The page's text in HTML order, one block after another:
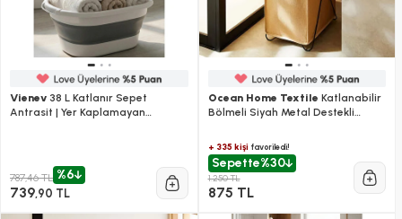
Vienev 38 L Katlanır Sepet
Antrasit | Yer Kaplamayan
787,46 TL %6
739,90 TL
Ocean Home Textile Katlanabilir
Bölmeli Siyah Metal Destekli
29.5 X 63 Cm
+ 335 kişifavoriledi!
Sepette%30
1.250 TL
875 TL